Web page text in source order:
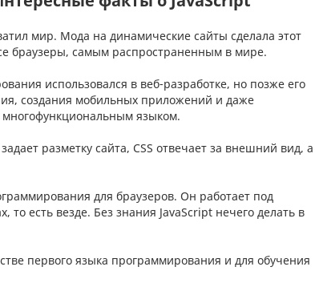
мир. Мода на динамические сайты сделала этот
браузеры, самым распространенным в мире.
использовался в веб-разработке, но позже его
создания мобильных приложений и даже
многофункциональным языком.
разметку сайта, CSS отвечает за внешний вид, а
для браузеров. Он работает под
есть везде. Без знания JavaScript нечего делать в
первого языка программирования и для обучения